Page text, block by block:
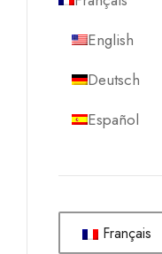
English
Deutsch
Español
Français